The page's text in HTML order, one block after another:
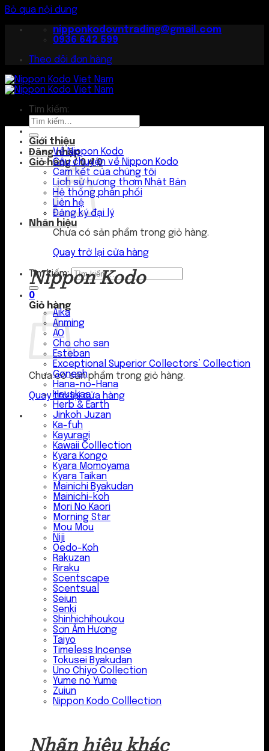
Bỏ qua nội dung
nipponkodovntrading@gmail.com
0936 642 599
Theo dõi đơn hàng
Tìm kiếm:
Đăng nhập
Giỏ hàng /0₫ 0
Chưa có sản phẩm trong giỏ hàng.
Quay trở lại cửa hàng
Tìm kiếm:
0
Giỏ hàng
Chưa có sản phẩm trong giỏ hàng.
Quay trở lại cửa hàng
Giới thiệu
Về Nippon Kodo
Câu chuyện về Nippon Kodo
Cam kết của chúng tôi
Lịch sử hương thơm Nhật Bản
Hệ thống phân phối
Liên hệ
Đăng ký đại lý
Nhãn hiệu
Nippon Kodo
Aika
Anming
AO
Cho cho san
Esteban
Exceptional Superior Collectors’ Collection
Gonesh
Hana-no-Hana
Hauskaa
Herb & Earth
Jinkoh Juzan
Ka-fuh
Kayuragi
Kawaii Colllection
Kyara Kongo
Kyara Momoyama
Kyara Taikan
Mainichi Byakudan
Mainichi-koh
Mori No Kaori
Morning Star
Mou Mou
Niji
Oedo-Koh
Rakuzan
Riraku
Scentscape
Scentsual
Seiun
Senki
Shinhichihoukou
Sơn Âm Hương
Taiyo
Timeless Incense
Tokusei Byakudan
Uno Chiyo Collection
Yume no Yume
Zuiun
Nippon Kodo Colllection
Nhãn hiệu khác